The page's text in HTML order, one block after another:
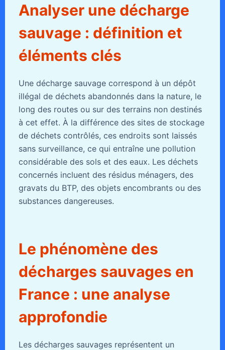
Analyser une décharge
sauvage : définition et
éléments clés
Une décharge sauvage correspond à un dépôt
illégal de déchets abandonnés dans la nature, le
long des routes ou sur des terrains non destinés
à cet effet. À la différence des sites de stockage
de déchets contrôlés, ces endroits sont laissés
sans surveillance, ce qui entraîne une pollution
considérable des sols et des eaux. Les déchets
concernés incluent des résidus ménagers, des
gravats du BTP, des objets encombrants ou des
substances dangereuses.
Le phénomène des
décharges sauvages en
France : une analyse
approfondie
Les décharges sauvages représentent un